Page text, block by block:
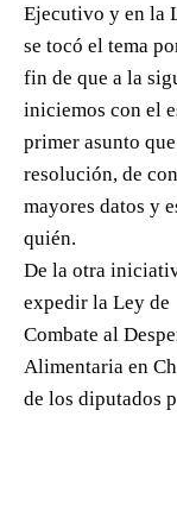
Ejecutivo y en la
se tocó el tema
fin de que a la
iniciemos con el
primer asunto
resolución, de
mayores datos y
quién.
De la otra
expedir la Ley de
Combate al
Alimentaria en
de los diputados